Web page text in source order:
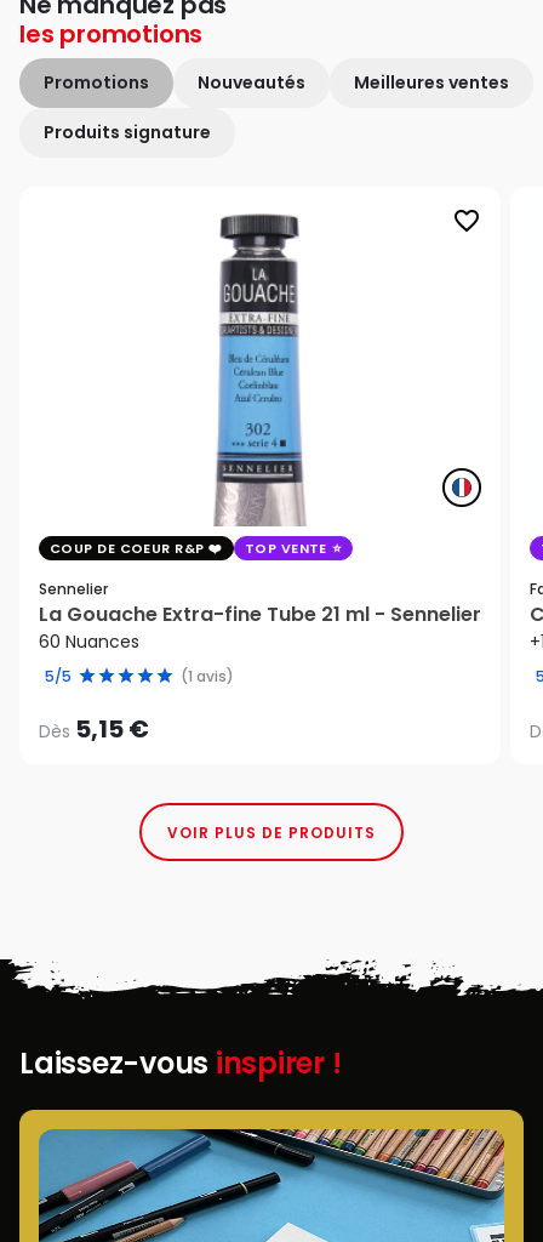
les promotions
Promotions Nouveautés Meilleures ventes
Produits signature
favorite_border
COUP DE COEUR R&P TOP VENTE
Sennelier
La Gouache Extra-fine Tube 21 ml - Sennelier
60 Nuances
5/5 (1 avis)
Dès 5,15 €
VOIR PLUS DE PRODUITS
Laissez-vous inspirer !